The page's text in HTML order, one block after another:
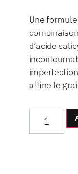
Une
d’acide
affine le